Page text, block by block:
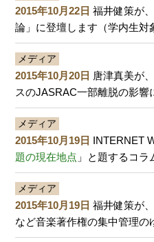
2015年10月22日 福井健策が
論」に登壇します（学内生対
メディア
2015年10月20日 唐津真美が
スのJASRAC一部離脱の影響
メディア
2015年10月19日 INTERNET
題の現在地点 」と題するコラ
メディア
2015年10月19日 福井健策が
など音楽著作権の集中管理